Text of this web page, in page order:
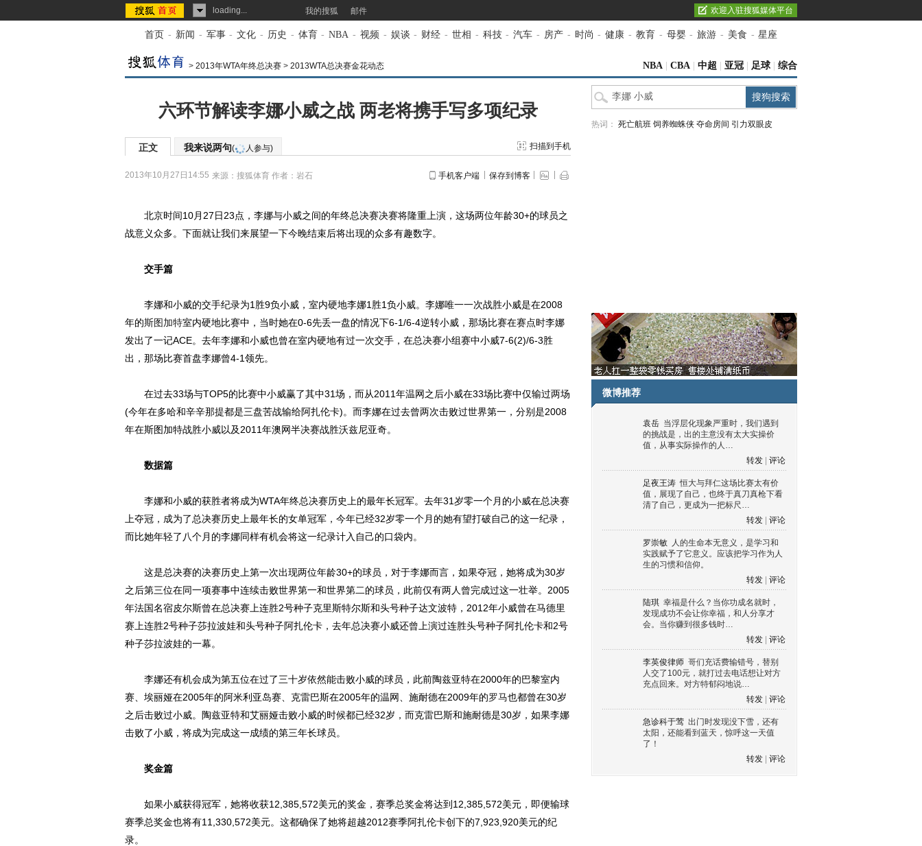
loading... 我的搜狐 邮件 欢迎入驻搜狐媒体平台
首页 - 新闻 - 军事 - 文化 - 历史 - 体育 - NBA - 视频 - 娱谈 - 财经 - 世相 - 科技 - 汽车 - 房产 - 时尚 - 健康 - 教育 - 母婴 - 旅游 - 美食 - 星座
> 2013年WTA年终总决赛 > 2013WTA总决赛金花动态 NBA CBA 中超 亚冠 足球 综合
六环节解读李娜小威之战 两老将携手写多项纪录
正文 我来说两句( 人参与) 扫描到手机
2013年10月27日14:55 来源： 搜狐体育 作者：岩石 手机客户端 保存到博客
北京时间10月27日23点，李娜与小威之间的年终总决赛决赛将隆重上演，这场两位年龄30+的球员之
战意义众多。下面就让我们来展望一下今晚结束后将出现的众多有趣数字。
交手篇
李娜和小威的交手纪录为1胜9负小威，室内硬地李娜1胜1负小威。李娜唯一一次战胜小威是在2008
年的斯图加特室内硬地比赛中，当时她在0-6先丢一盘的情况下6-1/6-4逆转小威，那场比赛在赛点时李娜
发出了一记ACE。去年李娜和小威也曾在室内硬地有过一次交手，在总决赛小组赛中小威7-6(2)/6-3胜
出，那场比赛首盘李娜曾4-1领先。
在过去33场与TOP5的比赛中小威赢了其中31场，而从2011年温网之后小威在33场比赛中仅输过两场
(今年在多哈和辛辛那提都是三盘苦战输给阿扎伦卡)。而李娜在过去曾两次击败过世界第一，分别是2008
年在斯图加特战胜小威以及2011年澳网半决赛战胜沃兹尼亚奇。
数据篇
李娜和小威的获胜者将成为WTA年终总决赛历史上的最年长冠军。去年31岁零一个月的小威在总决赛
上夺冠，成为了总决赛历史上最年长的女单冠军，今年已经32岁零一个月的她有望打破自己的这一纪录，
而比她年轻了八个月的李娜同样有机会将这一纪录计入自己的口袋内。
这是总决赛的决赛历史上第一次出现两位年龄30+的球员，对于李娜而言，如果夺冠，她将成为30岁
之后第三位在同一项赛事中连续击败世界第一和世界第二的球员，此前仅有两人曾完成过这一壮举。2005
年法国名宿皮尔斯曾在总决赛上连胜2号种子克里斯特尔斯和头号种子达文波特，2012年小威曾在马德里
赛上连胜2号种子莎拉波娃和头号种子阿扎伦卡，去年总决赛小威还曾上演过连胜头号种子阿扎伦卡和2号
种子莎拉波娃的一幕。
李娜还有机会成为第五位在过了三十岁依然能击败小威的球员，此前陶兹亚特在2000年的巴黎室内
赛、埃丽娅在2005年的阿米利亚岛赛、克雷巴斯在2005年的温网、施耐德在2009年的罗马也都曾在30岁
之后击败过小威。陶兹亚特和艾丽娅击败小威的时候都已经32岁，而克雷巴斯和施耐德是30岁，如果李娜
击败了小威，将成为完成这一成绩的第三年长球员。
奖金篇
如果小威获得冠军，她将收获12,385,572美元的奖金，赛季总奖金将达到12,385,572美元，即便输球
赛季总奖金也将有11,330,572美元。这都确保了她将超越2012赛季阿扎伦卡创下的7,923,920美元的纪
录。
热词： 死亡航班 饲养蜘蛛侠 夺命房间 引力双眼皮
微博推荐
袁岳 当浮层化现象严重时，我们遇到
的挑战是，出的主意没有太大实操价
值，从事实际操作的人…
转发
评论
足夜王涛 恒大与拜仁这场比赛太有价
值，展现了自己，也终于真刀真枪下看
清了自己，更成为一把标尺…
转发
评论
罗崇敏 人的生命本无意义，是学习和
实践赋予了它意义。应该把学习作为人
生的习惯和信仰。
转发
评论
陆琪 幸福是什么？当你功成名就时，
发现成功不会让你幸福，和人分享才
会。当你赚到很多钱时…
转发
评论
李英俊律师 哥们充话费输错号，替别
人交了100元，就打过去电话想让对方
充点回来。对方特郁闷地说…
转发
评论
急诊科于莺 出门时发现没下雪，还有
太阳，还能看到蓝天，惊呼这一天值
了！
转发
评论